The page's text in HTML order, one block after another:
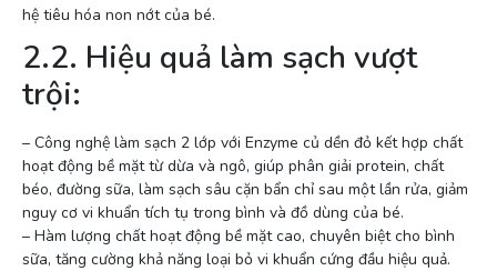
hệ tiêu hóa non nớt của bé.
2.2. Hiệu quả làm sạch vượt
trội:
– Công nghệ làm sạch 2 lớp với Enzyme củ dền đỏ kết hợp chất
hoạt động bề mặt từ dừa và ngô, giúp phân giải protein, chất
béo, đường sữa, làm sạch sâu cặn bẩn chỉ sau một lần rửa, giảm
nguy cơ vi khuẩn tích tụ trong bình và đồ dùng của bé.
– Hàm lượng chất hoạt động bề mặt cao, chuyên biệt cho bình
sữa, tăng cường khả năng loại bỏ vi khuẩn cứng đầu hiệu quả.